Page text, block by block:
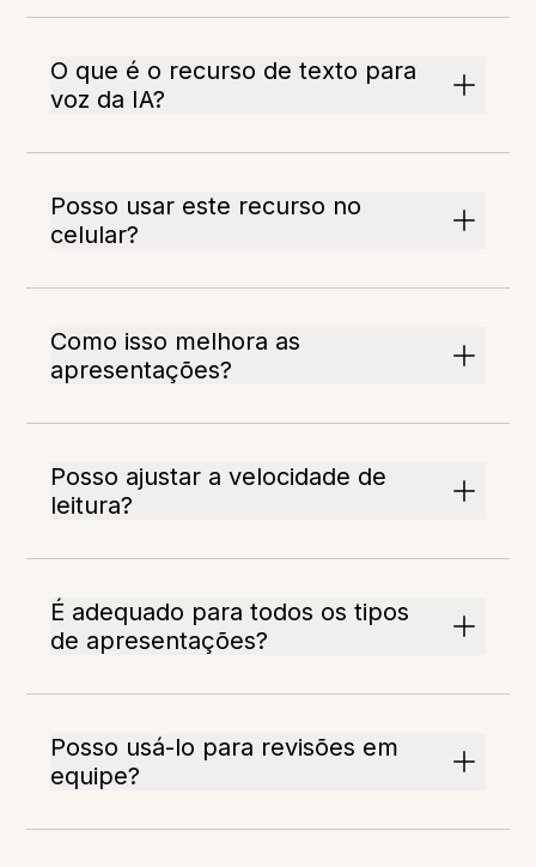
O que é o recurso de texto para
voz da IA?
Posso usar este recurso no
celular?
Como isso melhora as
apresentações?
Posso ajustar a velocidade de
leitura?
É adequado para todos os tipos
de apresentações?
Posso usá-lo para revisões em
equipe?